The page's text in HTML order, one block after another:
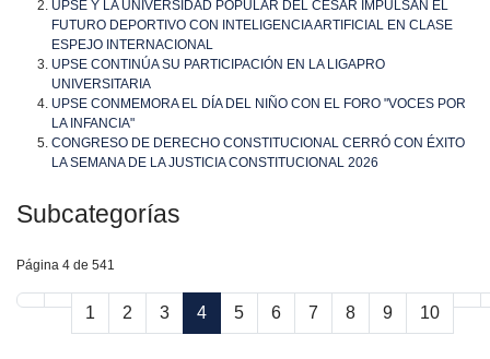
UPSE Y LA UNIVERSIDAD POPULAR DEL CESAR IMPULSAN EL
FUTURO DEPORTIVO CON INTELIGENCIA ARTIFICIAL EN CLASE
ESPEJO INTERNACIONAL
UPSE CONTINÚA SU PARTICIPACIÓN EN LA LIGAPRO
UNIVERSITARIA
UPSE CONMEMORA EL DÍA DEL NIÑO CON EL FORO "VOCES POR
LA INFANCIA"
CONGRESO DE DERECHO CONSTITUCIONAL CERRÓ CON ÉXITO
LA SEMANA DE LA JUSTICIA CONSTITUCIONAL 2026
Subcategorías
Página 4 de 541
1 2 3 4 5 6 7 8 9 10